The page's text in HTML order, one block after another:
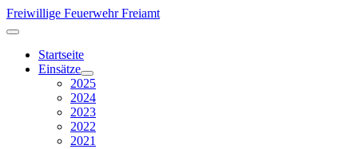
Freiwillige Feuerwehr Freiamt
Startseite
Einsätze
2025
2024
2023
2022
2021